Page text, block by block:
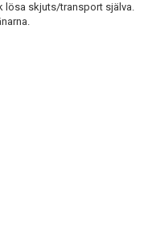
lösa skjuts/transport själva.